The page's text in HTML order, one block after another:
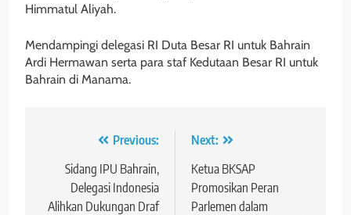
Himmatul Aliyah.
Mendampingi delegasi RI Duta Besar RI untuk Bahrain
Ardi Hermawan serta para staf Kedutaan Besar RI untuk
Bahrain di Manama.
Navigasi
pos
Previous:
Sidang IPU Bahrain,
Delegasi Indonesia
Alihkan Dukungan Draf
Next:
Ketua BKSAP
Promosikan Peran
Parlemen dalam